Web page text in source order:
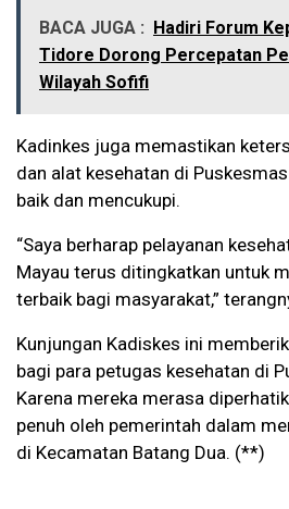
BACA JUGA : Hadiri Forum
Tidore Dorong Percepatan
Wilayah Sofifi
Kadinkes juga memastikan
dan alat kesehatan di
baik dan mencukupi.
“Saya berharap pelayanan
Mayau terus ditingkatkan untuk
terbaik bagi masyarakat,”
Kunjungan Kadiskes ini
bagi para petugas kesehatan di
Karena mereka merasa
penuh oleh pemerintah dalam
di Kecamatan Batang Dua. (**)